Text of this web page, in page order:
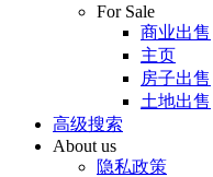
For Sale
商业出售
主页
房子出售
土地出售
高级搜索
About us
隐私政策